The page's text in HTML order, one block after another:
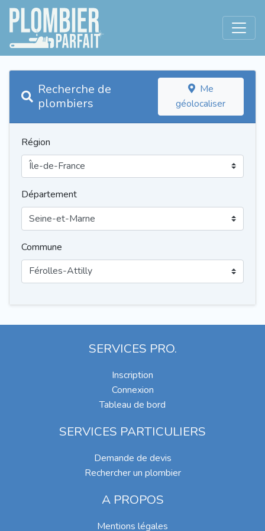
Recherche de
plombiers
Me
géolocaliser
Région
Département
Commune
SERVICES PRO.
Inscription
Connexion
Tableau de bord
SERVICES PARTICULIERS
Demande de devis
Rechercher un plombier
A PROPOS
Mentions légales